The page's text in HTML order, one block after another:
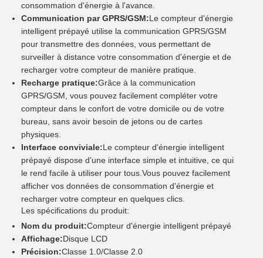
consommation d'énergie à l'avance.
Communication par GPRS/GSM:Le compteur d'énergie
intelligent prépayé utilise la communication GPRS/GSM
pour transmettre des données, vous permettant de
surveiller à distance votre consommation d'énergie et de
recharger votre compteur de manière pratique.
Recharge pratique:Grâce à la communication
GPRS/GSM, vous pouvez facilement compléter votre
compteur dans le confort de votre domicile ou de votre
bureau, sans avoir besoin de jetons ou de cartes
physiques.
Interface conviviale:Le compteur d'énergie intelligent
prépayé dispose d'une interface simple et intuitive, ce qui
le rend facile à utiliser pour tous.Vous pouvez facilement
afficher vos données de consommation d'énergie et
recharger votre compteur en quelques clics.
Les spécifications du produit:
Nom du produit:Compteur d'énergie intelligent prépayé
Affichage:Disque LCD
Précision:Classe 1.0/Classe 2.0